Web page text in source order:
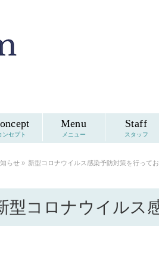
ンセプト
Menu
メニュー
Staff
スタッフ
らせ » 新型コロナウイルス感染予防対策を行ってお
型コロナウイルス